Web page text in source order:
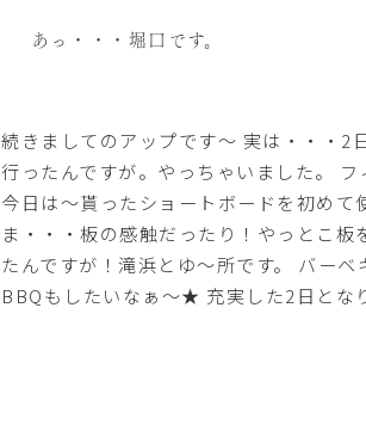
あっ・・・堀口です。
続きましてのアップです～ 実は・・・2
行ったんですが。やっちゃいました。
今日は～貰ったショートボードを初め
ま・・・板の感触だったり！やっとこ
たんですが！滝浜とゆ～所です。 バー
BBQもしたいなぁ～★ 充実した2日と